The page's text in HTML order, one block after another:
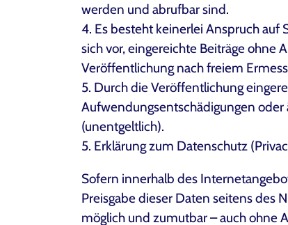
werden und abrufbar sind.
4. Es besteht keinerlei Anspruch auf
sich vor, eingereichte Beiträge ohne
Veröffentlichung nach freiem
5. Durch die Veröffentlichung
Aufwendungsentschädigungen
(unentgeltlich).
5. Erklärung zum Datenschutz
Sofern innerhalb des
Preisgabe dieser Daten seitens des
möglich und zumutbar – auch ohne